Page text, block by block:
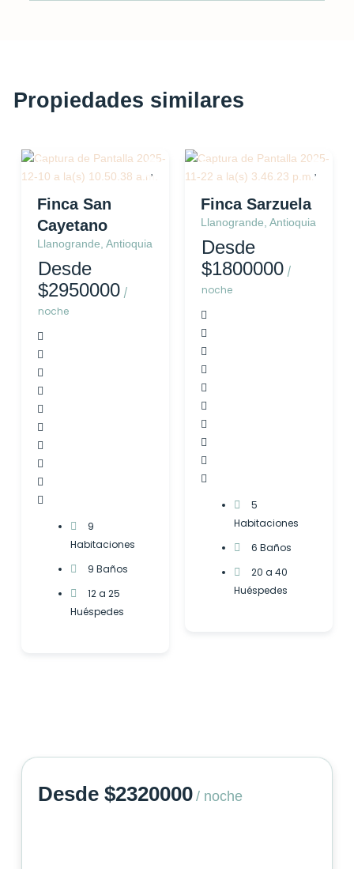
Propiedades similares
Finca
Finca San
Cayetano
Llanogrande, Antioquia
Desde
$2950000 /
noche
9
Habitaciones
9 Baños
12 a 25
Huéspedes
Finca
Finca Sarzuela
Llanogrande, Antioquia
Desde
$1800000 /
noche
5
Habitaciones
6 Baños
20 a 40
Huéspedes
Desde $2320000 / noche